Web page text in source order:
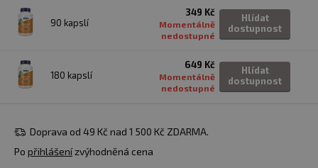
90 kapslí
349 Kč
Momentálně
nedostupné
Hlídat
dostupnost
180 kapslí
649 Kč
Momentálně
nedostupné
Hlídat
dostupnost
Doprava od 49 Kč nad 1 500 Kč ZDARMA.
Po přihlášenízvýhodněná cena